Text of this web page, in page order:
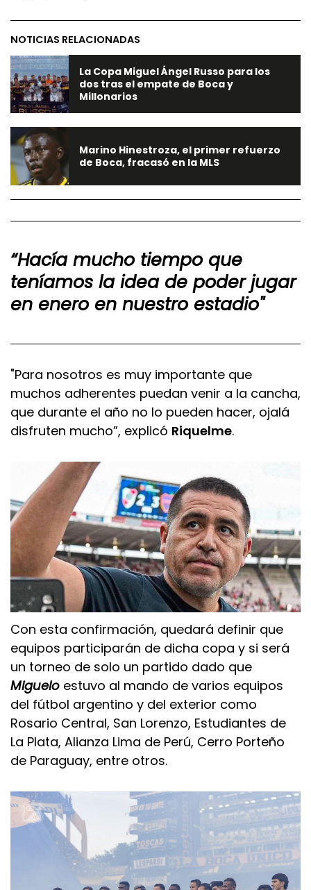
NOTICIAS RELACIONADAS
La Copa Miguel Ángel Russo para los
dos tras el empate de Boca y
Millonarios
Marino Hinestroza, el primer refuerzo
de Boca, fracasó en la MLS
“Hacía mucho tiempo que
teníamos la idea de poder jugar
en enero en nuestro estadio"
"Para nosotros es muy importante que
muchos adherentes puedan venir a la cancha,
que durante el año no lo pueden hacer, ojalá
disfruten mucho”, explicó Riquelme.
Con esta confirmación, quedará definir que
equipos participarán de dicha copa y si será
un torneo de solo un partido dado que
Miguelo estuvo al mando de varios equipos
del fútbol argentino y del exterior como
Rosario Central, San Lorenzo, Estudiantes de
La Plata, Alianza Lima de Perú, Cerro Porteño
de Paraguay, entre otros.